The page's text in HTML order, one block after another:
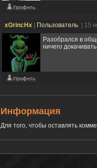
xGrincHx Пользователь | 15
Разобрался в
ничего
Информация
Для того, чтобы оставлять